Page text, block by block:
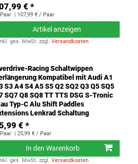
€ *
Paar | 107,99 € / Paar
Artikel anzeigen
ges. MwSt. zzgl.Versandkosten
Racing Schaltwippen
Kompatibel mit Audi A1
S3 A4 S4 A5 S5 Q2 SQ2 Q3 Q5 SQ5
SQ7 Q8 SQ8 TT TTS DSG S-Tronic
Typ-C Alu Shift Paddles
Lenkrad Schaltung
€ *
Paar | 25,99 € / Paar
In den Warenkorb
ges. MwSt. zzgl.Versandkosten